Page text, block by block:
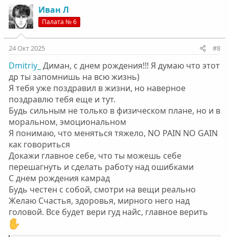
к
ц
и
и
:
Иван Л
Палата № 6
24 Окт 2025 #8
Dmitriy_ Диман, с днем рождения!!! Я думаю что этот
др ты запомнишь на всю жизнь)
Я тебя уже поздравил в жизни, но наверное
поздравлю тебя еще и тут.
Будь сильным не только в физическом плане, но и в
моральном, эмоциональном
Я понимаю, что меняться тяжело, NO PAIN NO GAIN
как говориться
Докажи главное себе, что ты можешь себе
перешагнуть и сделать работу над ошибками
С днем рождения камрад
Будь честен с собой, смотри на вещи реально
Желаю Счастья, здоровья, мирного него над
головой. Все будет вери гуд найс, главное верить